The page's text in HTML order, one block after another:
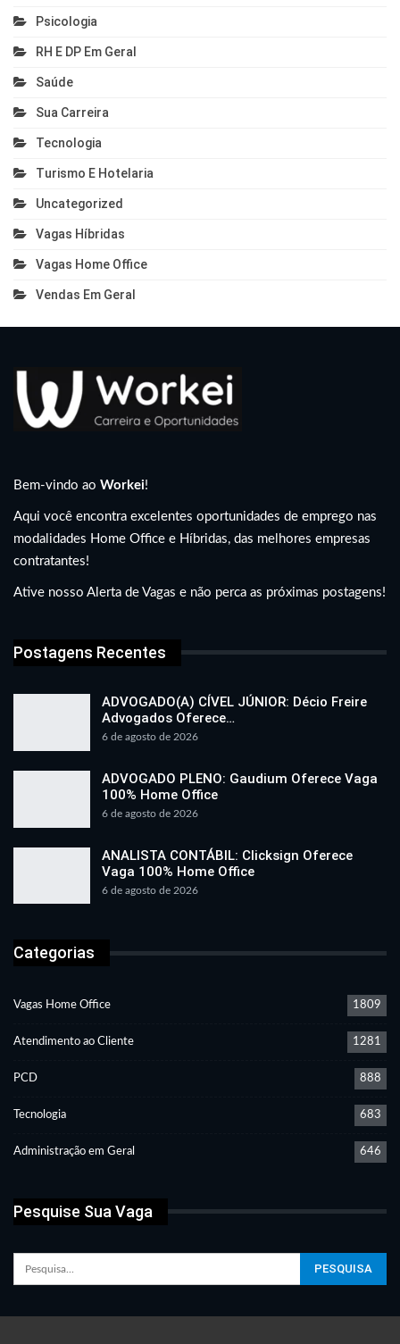
Psicologia
RH E DP Em Geral
Saúde
Sua Carreira
Tecnologia
Turismo E Hotelaria
Uncategorized
Vagas Híbridas
Vagas Home Office
Vendas Em Geral
Bem-vindo ao Workei!
Aqui você encontra excelentes oportunidades de emprego nas
modalidades Home Office e Híbridas, das melhores empresas
contratantes!
Ative nosso Alerta de Vagas e não perca as próximas postagens!
Postagens Recentes
ADVOGADO(A) CÍVEL JÚNIOR: Décio Freire
Advogados Oferece…
6 de agosto de 2026
ADVOGADO PLENO: Gaudium Oferece Vaga
100% Home Office
6 de agosto de 2026
ANALISTA CONTÁBIL: Clicksign Oferece
Vaga 100% Home Office
6 de agosto de 2026
Categorias
Vagas Home Office 1809
Atendimento ao Cliente 1281
PCD 888
Tecnologia 683
Administração em Geral 646
Pesquise Sua Vaga